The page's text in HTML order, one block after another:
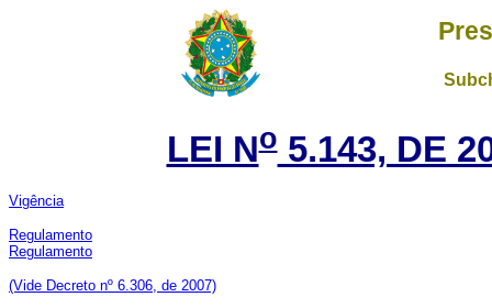
LEI No5.143, DE
Vigência
Regulamento
Regulamento
(Vide Decreto nº 6.306, de 2007)